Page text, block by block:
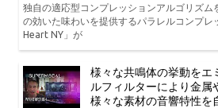
独自の適応型コンプレッションアルゴリズム
の効いた味わいを提供するパラレルコンプレ
Heart NY」が
様々な共鳴体の挙動をエ
ルフィルターにより金属
様々な素材の音響特性を